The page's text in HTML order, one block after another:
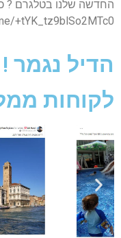
החדשה שלנו בטלגרם ?
+tYK_tz9blSo2MTc0
הדיל נגמר !
לקוחות